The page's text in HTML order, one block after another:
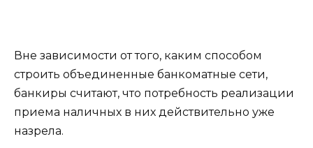
Вне зависимости от того, каким способом
строить объединенные банкоматные сети,
банкиры считают, что потребность реализации
приема наличных в них действительно уже
назрела.